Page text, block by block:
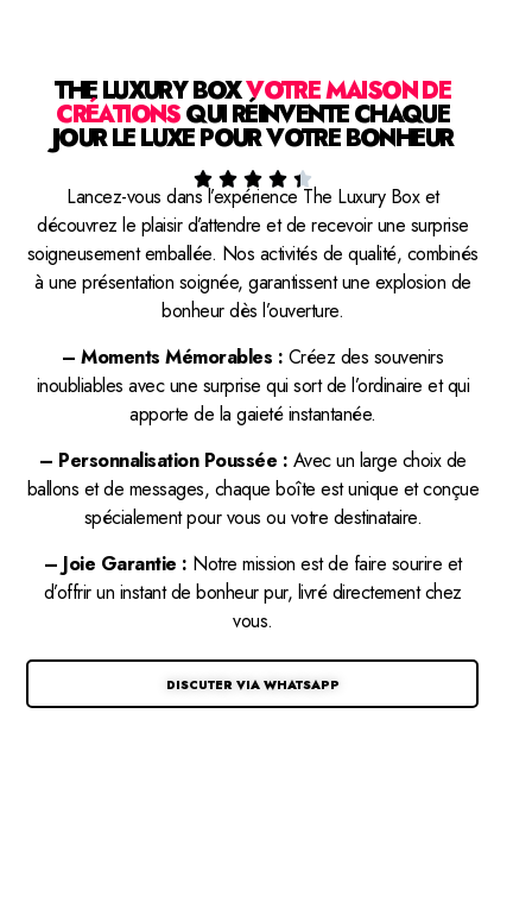
THE LUXURY BOXVOTRE MAISON DE
CRÉATIONSQUI RÉINVENTE CHAQUE
JOUR LE LUXE POUR VOTRE BONHEUR
    
Lancez-vous dans l’expérience The Luxury Box et
découvrez le plaisir d’attendre et de recevoir une surprise
soigneusement emballée. Nos activités de qualité, combinés
à une présentation soignée, garantissent une explosion de
bonheur dès l’ouverture.
– Moments Mémorables : Créez des souvenirs
inoubliables avec une surprise qui sort de l’ordinaire et qui
apporte de la gaieté instantanée.
– Personnalisation Poussée : Avec un large choix de
ballons et de messages, chaque boîte est unique et conçue
spécialement pour vous ou votre destinataire.
– Joie Garantie : Notre mission est de faire sourire et
d’offrir un instant de bonheur pur, livré directement chez
vous.
DISCUTER VIA WHATSAPP